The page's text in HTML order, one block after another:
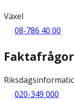
Växel
08-786 40 00
020-349 000